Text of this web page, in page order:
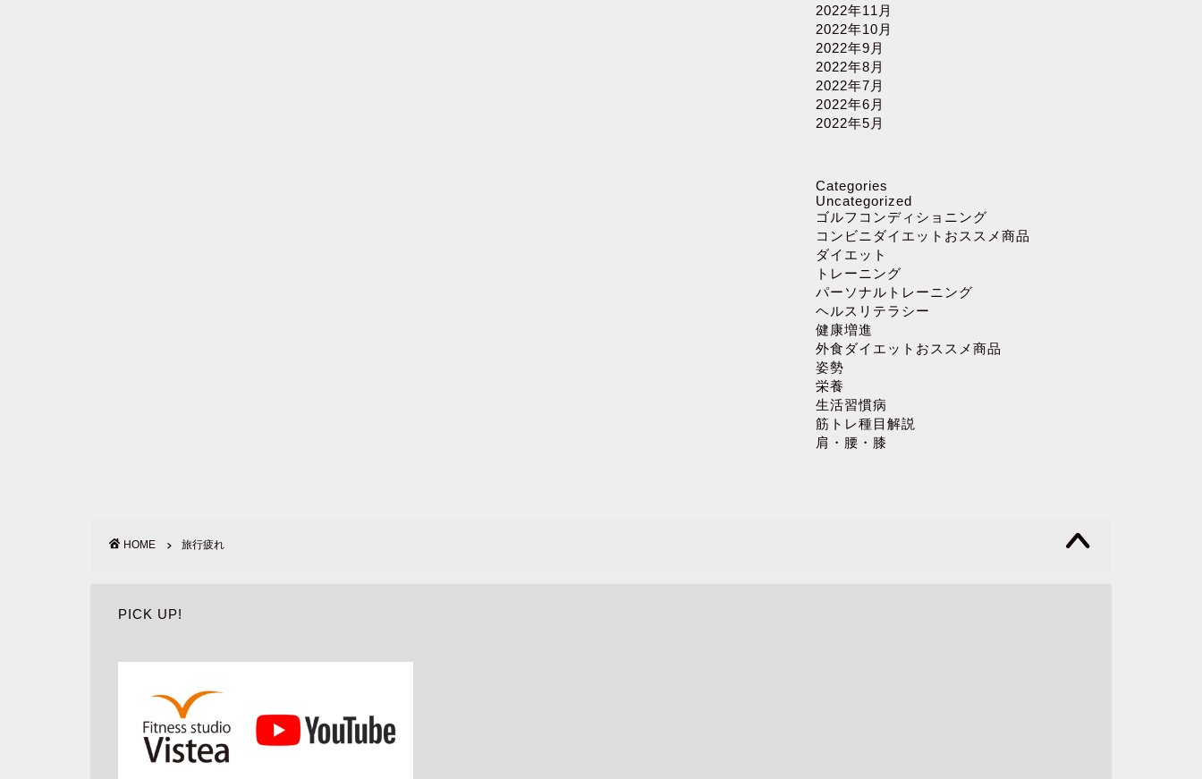
2022年11月
2022年10月
2022年9月
2022年8月
2022年7月
2022年6月
2022年5月
Categories
Uncategorized
ゴルフコンディショニング
コンビニダイエットおススメ商品
ダイエット
トレーニング
パーソナルトレーニング
ヘルスリテラシー
健康増進
外食ダイエットおススメ商品
姿勢
栄養
生活習慣病
筋トレ種目解説
肩・腰・膝
HOME 旅行疲れ
PICK UP!